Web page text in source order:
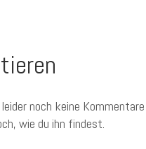
noch keine
wie du ihn findest.